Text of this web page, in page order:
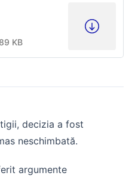
KB
decizia a fost
neschimbată.
argumente